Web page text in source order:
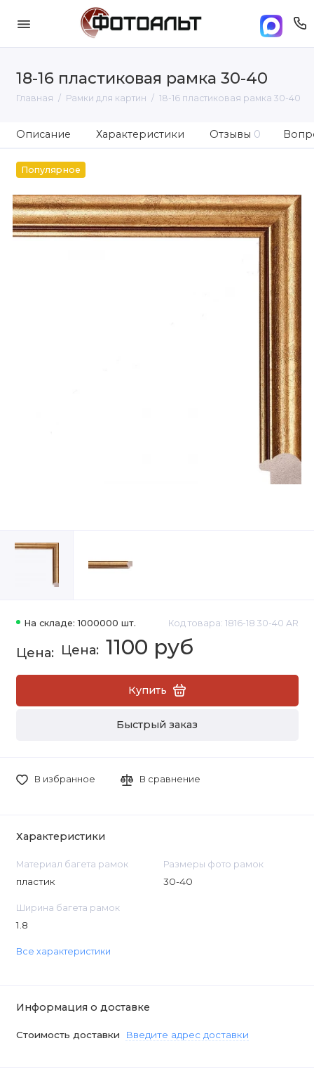
18-16 пластиковая рамка 30-40
Главная Рамки для картин 18-16 пластиковая рамка 30-40
Описание Характеристики Отзывы 0
Популярное
На складе: 1000000 шт. Код товара: 1816-18 30-40 AR
1100 руб
Купить
Быстрый заказ
В избранное В сравнение
Характеристики
Материал багета рамок
пластик
Размеры фото рамок
30-40
Ширина багета рамок
1.8
Все характеристики
Информация о доставке
Стоимость доставки Введите адрес доставки